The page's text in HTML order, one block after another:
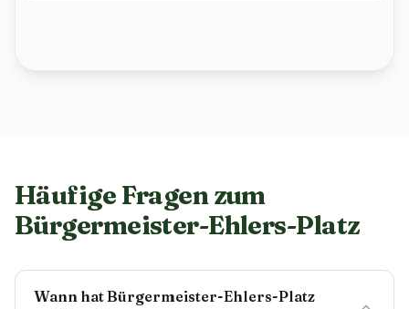
Häufige Fragen zum
Bürgermeister-Ehlers-Platz
Wann hat Bürgermeister-Ehlers-Platz